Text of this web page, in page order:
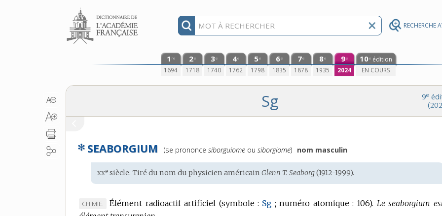
RECHERCHE
Aller au contenu
1 re
1694
2e
1718
3e
1740
4e
1762
5e
1798
6e
1835
7e
1878
8e
1935
9e
2024
10e édition
EN COURS
9e
Sg
✻ SEABORGIUM
Prononciation
(se prononcesiborguiome ousiborgiome) nom masculin
Étymologie
:
xxe siècle. Tiré du nom duphysicien américain Glenn T. Seaborg(1912-1999).
MARQUE
CHIMIE. Élément radioactif artificiel (symbole : Sg ;numéro atomique : 106). Le seaborgium